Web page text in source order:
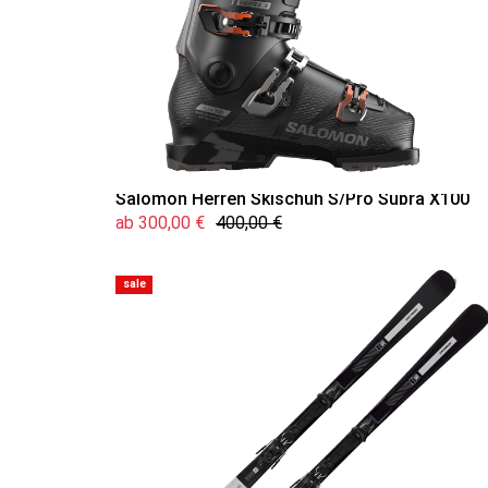
Salomon Herren Skischuh S/Pro Supra X100
ab 300,00 € 400,00 €
sale